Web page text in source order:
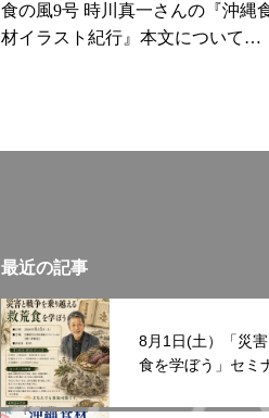
食の風9号 時川真一さんの『沖縄
材イラスト紀行』本文についての
最近の記事
8月1日(土）「災
食を学ぼう」セミ